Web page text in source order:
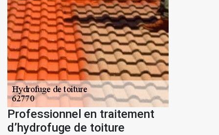
Professionnel en traitement
d’hydrofuge de toiture